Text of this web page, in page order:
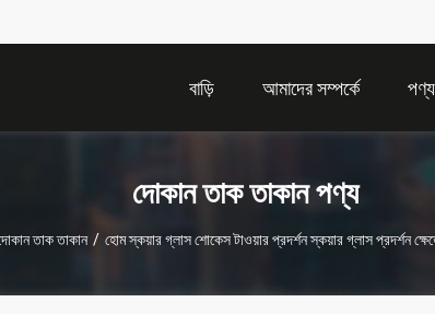
বাড়ি আমাদের সম্পর্কে পণ্য
দোকান তাক তাকান পণ্য
তাক তাকান / হোম স্কয়ার গ্লাস শোকেস টাওয়ার প্রদর্শন স্কয়ার গ্লাস প্রদর্শন